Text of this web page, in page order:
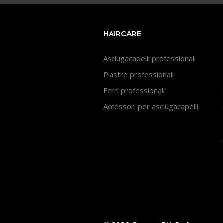
Scopri tutti i prodotti
HAIRCARE
Asciugacapelli professionali
Piastre professionali
Ferri professionali
Accessori per asciugacapelli